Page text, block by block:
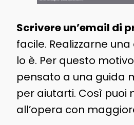
Scrivere un’email di
facile. Realizzarne
lo è. Per questo
pensato a una guida
per aiutarti. Così puoi
all’opera con